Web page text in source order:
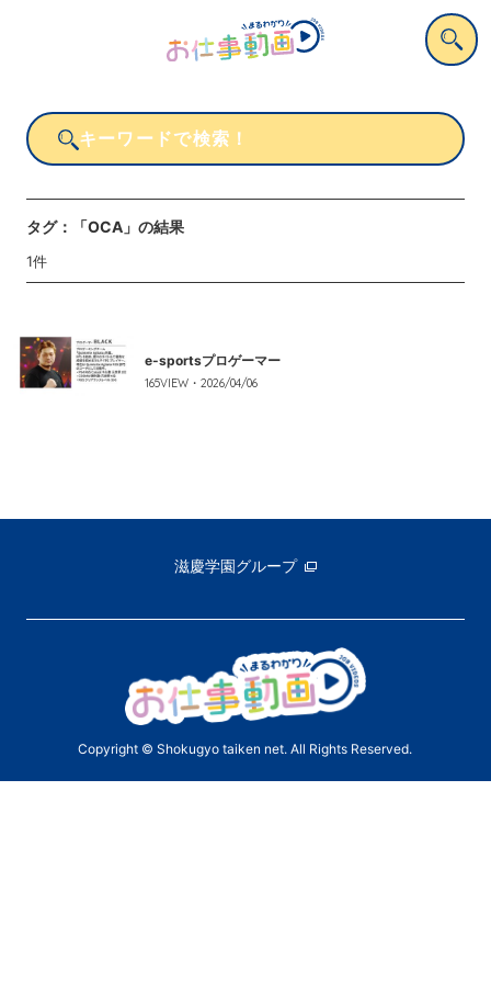
タグ： 「OCA」 の結果
1件
e-sportsプロゲーマー
165VIEW・ 2026/04/06
滋慶学園グループ
Copyright © Shokugyo taiken net. All Rights Reserved.